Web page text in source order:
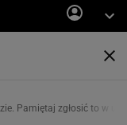
Pamiętaj zgłosić to w